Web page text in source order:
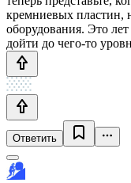
кремниевых пластин,
оборудования. Это
дойти до чего-то
Ответить